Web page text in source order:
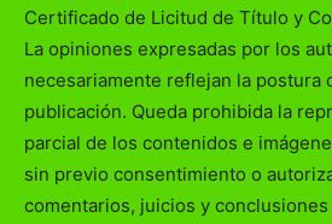
Certificado de Licitud de Título y
La opiniones expresadas por los
necesariamente reflejan la postura
publicación. Queda prohibida la
parcial de los contenidos e
sin previo consentimiento o
comentarios, juicios y